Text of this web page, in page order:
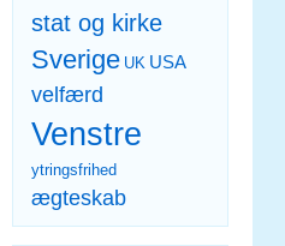
stat og kirke
Sverige UK USA
velfærd
Venstre
ytringsfrihed
ægteskab